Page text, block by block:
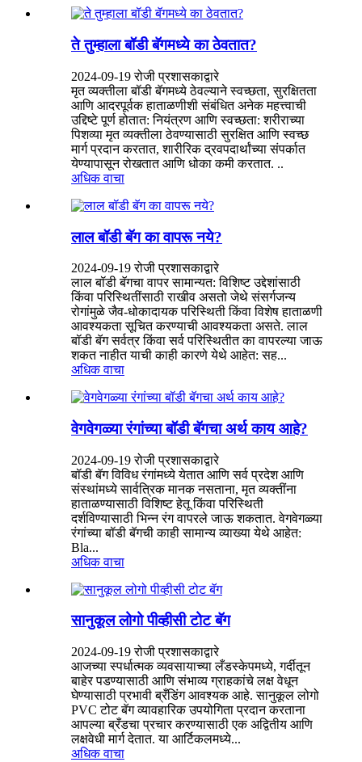
ते तुम्हाला बॉडी बॅगमध्ये का ठेवतात?
2024-09-19 रोजी प्रशासकाद्वारे
मृत व्यक्तीला बॉडी बॅगमध्ये ठेवल्याने स्वच्छता, सुरक्षितता
आणि आदरपूर्वक हाताळणीशी संबंधित अनेक महत्त्वाची
उद्दिष्टे पूर्ण होतात: नियंत्रण आणि स्वच्छता: शरीराच्या
पिशव्या मृत व्यक्तीला ठेवण्यासाठी सुरक्षित आणि स्वच्छ
मार्ग प्रदान करतात, शारीरिक द्रवपदार्थांच्या संपर्कात
येण्यापासून रोखतात आणि धोका कमी करतात. ..
अधिक वाचा
लाल बॉडी बॅग का वापरू नये?
2024-09-19 रोजी प्रशासकाद्वारे
लाल बॉडी बॅगचा वापर सामान्यत: विशिष्ट उद्देशांसाठी
किंवा परिस्थितींसाठी राखीव असतो जेथे संसर्गजन्य
रोगांमुळे जैव-धोकादायक परिस्थिती किंवा विशेष हाताळणी
आवश्यकता सूचित करण्याची आवश्यकता असते. लाल
बॉडी बॅग सर्वत्र किंवा सर्व परिस्थितीत का वापरल्या जाऊ
शकत नाहीत याची काही कारणे येथे आहेत: सह...
अधिक वाचा
वेगवेगळ्या रंगांच्या बॉडी बॅगचा अर्थ काय आहे?
2024-09-19 रोजी प्रशासकाद्वारे
बॉडी बॅग विविध रंगांमध्ये येतात आणि सर्व प्रदेश आणि
संस्थांमध्ये सार्वत्रिक मानक नसताना, मृत व्यक्तींना
हाताळण्यासाठी विशिष्ट हेतू किंवा परिस्थिती
दर्शविण्यासाठी भिन्न रंग वापरले जाऊ शकतात. वेगवेगळ्या
रंगांच्या बॉडी बॅगची काही सामान्य व्याख्या येथे आहेत:
Bla...
अधिक वाचा
सानुकूल लोगो पीव्हीसी टोट बॅग
2024-09-19 रोजी प्रशासकाद्वारे
आजच्या स्पर्धात्मक व्यवसायाच्या लँडस्केपमध्ये, गर्दीतून
बाहेर पडण्यासाठी आणि संभाव्य ग्राहकांचे लक्ष वेधून
घेण्यासाठी प्रभावी ब्रँडिंग आवश्यक आहे. सानुकूल लोगो
PVC टोट बॅग व्यावहारिक उपयोगिता प्रदान करताना
आपल्या ब्रँडचा प्रचार करण्यासाठी एक अद्वितीय आणि
लक्षवेधी मार्ग देतात. या आर्टिकलमध्ये...
अधिक वाचा